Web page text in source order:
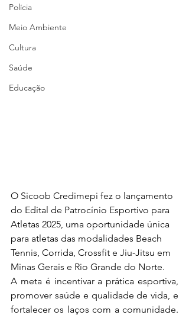
Polícia
Meio Ambiente
Cultura
Saúde
Educação
O Sicoob Credimepi fez o lançamento
do Edital de Patrocínio Esportivo para
Atletas 2025, uma oportunidade única
para atletas das modalidades Beach
Tennis, Corrida, Crossfit e Jiu-Jitsu em
Minas Gerais e Rio Grande do Norte.
A meta é incentivar a prática esportiva,
promover saúde e qualidade de vida, e
fortalecer os laços com a comunidade.